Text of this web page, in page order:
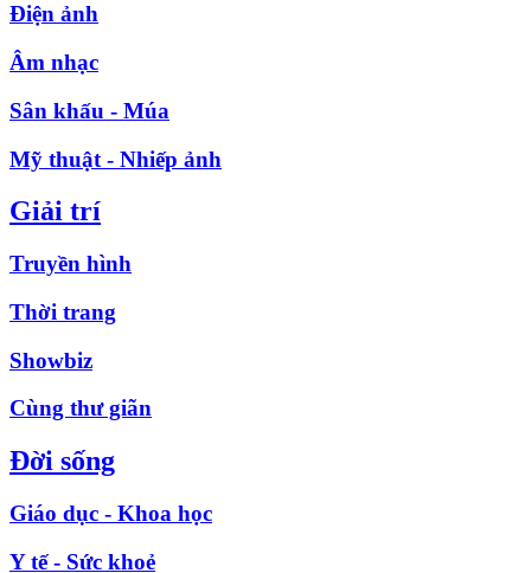
Điện ảnh
Âm nhạc
Sân khấu - Múa
Mỹ thuật - Nhiếp ảnh
Giải trí
Truyền hình
Thời trang
Showbiz
Cùng thư giãn
Đời sống
Giáo dục - Khoa học
Y tế - Sức khoẻ